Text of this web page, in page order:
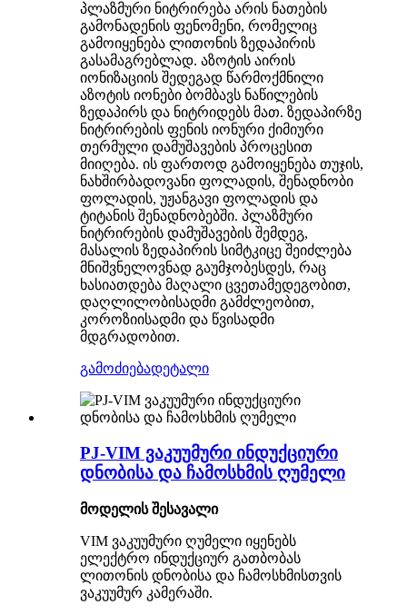
პლაზმური ნიტრირება არის ნათების
გამონადენის ფენომენი, რომელიც
გამოიყენება ლითონის ზედაპირის
გასამაგრებლად. აზოტის აირის
იონიზაციის შედეგად წარმოქმნილი
აზოტის იონები ბომბავს ნაწილების
ზედაპირს და ნიტრიდებს მათ. ზედაპირზე
ნიტრირების ფენის იონური ქიმიური
თერმული დამუშავების პროცესით
მიიღება. ის ფართოდ გამოიყენება თუჯის,
ნახშირბადოვანი ფოლადის, შენადნობი
ფოლადის, უჟანგავი ფოლადის და
ტიტანის შენადნობებში. პლაზმური
ნიტრირების დამუშავების შემდეგ,
მასალის ზედაპირის სიმტკიცე შეიძლება
მნიშვნელოვნად გაუმჯობესდეს, რაც
ხასიათდება მაღალი ცვეთამედეგობით,
დაღლილობისადმი გამძლეობით,
კოროზიისადმი და წვისადმი
მდგრადობით.
გამოძიებადეტალი
PJ-VIM ვაკუუმური ინდუქციური
დნობისა და ჩამოსხმის ღუმელი
მოდელის შესავალი
VIM ვაკუუმური ღუმელი იყენებს
ელექტრო ინდუქციურ გათბობას
ლითონის დნობისა და ჩამოსხმისთვის
ვაკუუმურ კამერაში.